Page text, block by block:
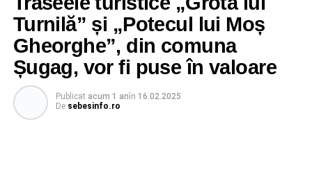
Turnilă” și „Potecul lui Moș
Gheorghe”, din comuna
Șugag, vor fi puse în valoare
Publicat acum 1 anîn 16.02.2025
De sebesinfo.ro